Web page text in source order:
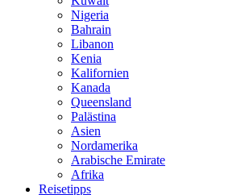
Nigeria
Bahrain
Libanon
Kenia
Kalifornien
Kanada
Queensland
Palästina
Asien
Nordamerika
Arabische Emirate
Afrika
Reisetipps